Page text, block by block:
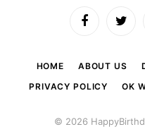
FacebookTwitter
HOME ABOUT US
PRIVACY POLICY
OK
© 2026